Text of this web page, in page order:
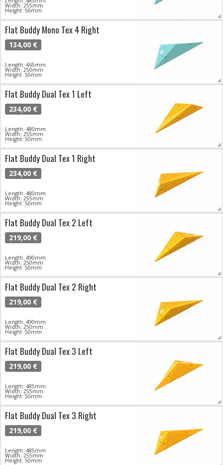
Width: 255mm
Height: 50mm
Flat Buddy Mono Tex 4 Right
134,00 €
Length: 465mm
Width: 250mm
Height: 50mm
Flat Buddy Dual Tex 1 Left
234,00 €
Length: 480mm
Width: 255mm
Height: 50mm
Flat Buddy Dual Tex 1 Right
234,00 €
Length: 480mm
Width: 255mm
Height: 50mm
Flat Buddy Dual Tex 2 Left
219,00 €
Length: 490mm
Width: 250mm
Height: 50mm
Flat Buddy Dual Tex 2 Right
219,00 €
Length: 490mm
Width: 250mm
Height: 50mm
Flat Buddy Dual Tex 3 Left
219,00 €
Length: 485mm
Width: 255mm
Height: 50mm
Flat Buddy Dual Tex 3 Right
219,00 €
Length: 485mm
Width: 255mm
Height: 50mm